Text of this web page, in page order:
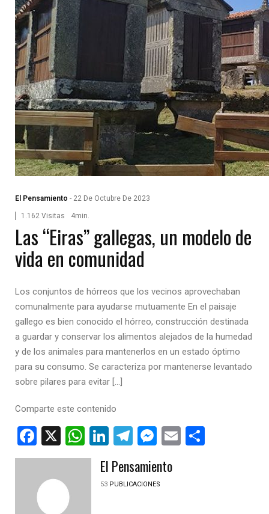
El Pensamiento - 22 De Octubre De 2023
1.162 Visitas 4min.
Las “Eiras” gallegas, un modelo de
vida en comunidad
Los conjuntos de hórreos que los vecinos aprovechaban
comunalmente para ayudarse mutuamente En el paisaje
gallego es bien conocido el hórreo, construcción destinada
a guardar y conservar los alimentos alejados de la humedad
y de los animales para mantenerlos en un estado óptimo
para su consumo. Se caracteriza por mantenerse levantado
sobre pilares para evitar […]
Comparte este contenido
Facebook
X WhatsApp
LinkedIn
Telegram
Messenger
Email
El Pensamiento
53 PUBLICACIONES